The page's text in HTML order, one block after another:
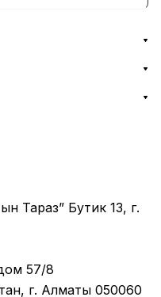
Тараз” Бутик 13, г.
57/8
г. Алматы 050060